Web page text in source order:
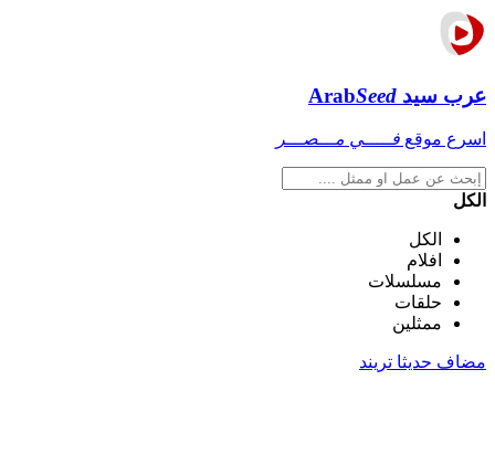
عرب سيد ArabSeed
اسرع موقع فـــــي مـــصـــر
الكل
الكل
افلام
مسلسلات
حلقات
ممثلين
مضاف حديثا تريند